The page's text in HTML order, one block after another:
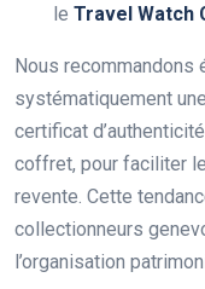
le Travel Watch
Nous recommandons
systématiquement
certificat
coffret, pour faciliter
revente. Cette
collectionneurs
l’organisation